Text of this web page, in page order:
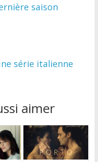
saison
série italienne
aimer